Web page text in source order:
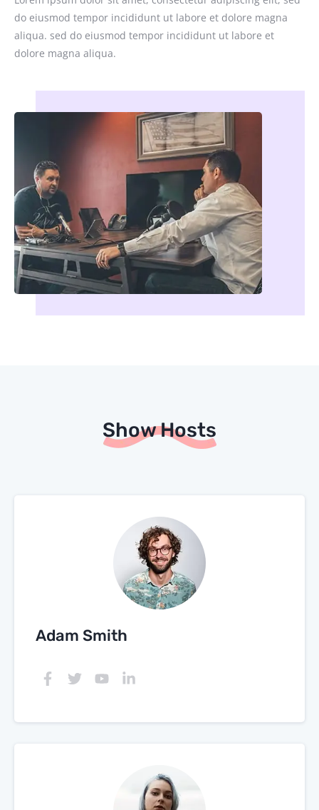
do eiusmod tempor incididunt ut labore et dolore magna
aliqua. sed do eiusmod tempor incididunt ut labore et
dolore magna aliqua.
Show Hosts
Adam Smith